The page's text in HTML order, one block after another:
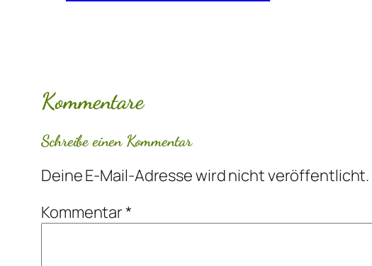
Kommentare
Schreibe einen Kommentar
Deine E-Mail-Adresse wird nicht veröffentlicht.
Kommentar*